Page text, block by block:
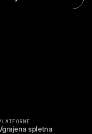
spletna